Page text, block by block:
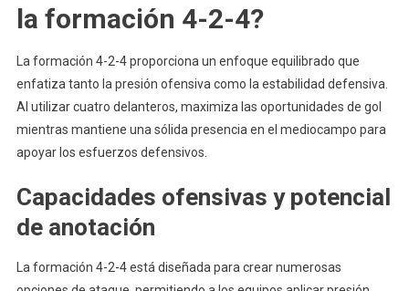
la formación 4-2-4?
La formación 4-2-4 proporciona un enfoque equilibrado que
enfatiza tanto la presión ofensiva como la estabilidad defensiva.
Al utilizar cuatro delanteros, maximiza las oportunidades de gol
mientras mantiene una sólida presencia en el mediocampo para
apoyar los esfuerzos defensivos.
Capacidades ofensivas y potencial
de anotación
La formación 4-2-4 está diseñada para crear numerosas